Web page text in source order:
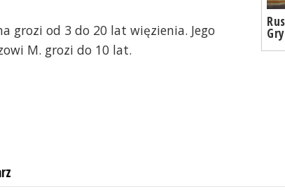
grozi od 3 do 20 lat więzienia. Jego
M. grozi do 10 lat.
06, godz. 17:49